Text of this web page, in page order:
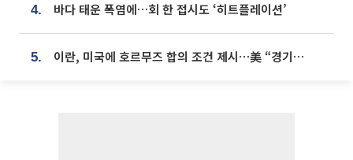
4. 바다 태운 폭염에…회 한 접시도 ‘히트플레이션’
5. 이란, 미국에 호르무즈 합의 조건 제시…美 “경기 아직 안 끝나” [종합]